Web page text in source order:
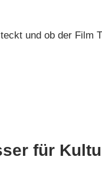
und ob der Film
für